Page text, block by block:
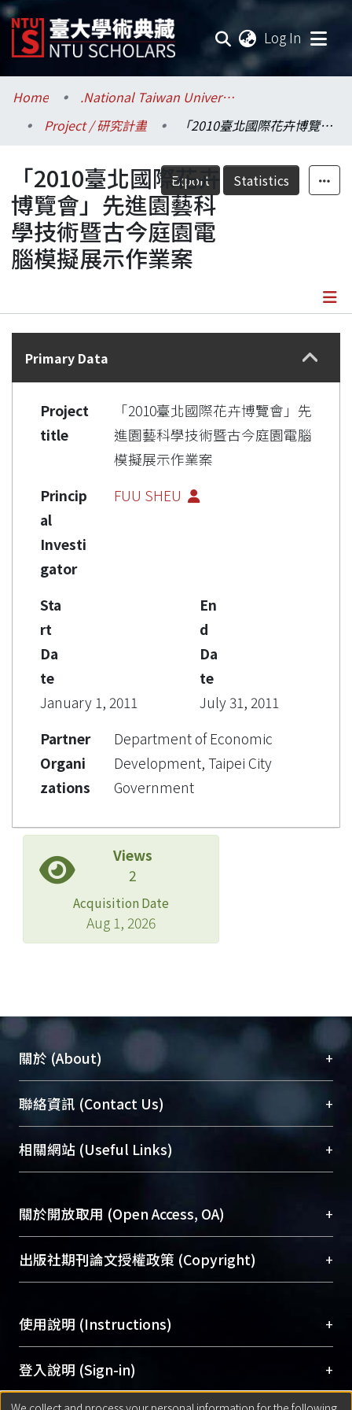
Log In
Communities & Collections
Research Outputs
Fundings & Projects
Researchers
Organizations
Home
.National Taiwan University / 國立臺灣大學
Project / 研究計畫
「2010臺北國際花卉博覽會」先進園藝科學技術暨古今庭園電腦模擬展示作業案
Export Statistics
「2010臺北國際花卉
博覽會」先進園藝科
學技術暨古今庭園電
腦模擬展示作業案
Details
Primary Data
Project
title
「2010臺北國際花卉博覽會」先
進園藝科學技術暨古今庭園電腦
模擬展示作業案
Princip
al
Investi
gator
FUU SHEU
Sta
rt
Da
te
January 1, 2011
En
d
Da
te
July 31, 2011
Partner
Organi
zations
Department of Economic
Development, Taipei City
Government
Views
2
Acquisition Date
Aug 1, 2026
關於 (About) +
臺大位居世界頂尖大學之列，為永久珍藏及向國際
展現本校豐碩的研究成果及學術能量，圖書館整合
機構典藏（NTUR）與學術庫（AH）不同功能平
台，成為臺大學術典藏NTU scholars。期能整合研
成果。
To permanently archive and promote researcher
profiles and scholarly works, Library integrates the
services of “NTU Repository” with “Academic
聯絡資訊 (Contact Us) +
總館學科館員(Main Library)
醫學圖書館學科館員(Medical Library)
Sciences Library)
相關網站 (Useful Links) +
關於開放取用 (Open Access, OA) +
開放取用是從使用者角度提升資訊取用性的社會運
動，應用在學術研究上是透過將研究著作公開供使
用逐年攀升。同時可加速研究發展、提升研究影響
Archive）平台。 （點選深入了解OA）
出版社期刊論文授權政策 (Copyright) +
含部分內容的版權非匯入者所有，或由第三方贊
助與合作完成，請確認該版權所有者及第三方同
意提供此授權。
Please represent that the submission is your
使用說明 (Instructions) +
網站簡介(Quickstart Guide)
使用手冊(Instruction Manual)
登入說明 (Sign-in) +